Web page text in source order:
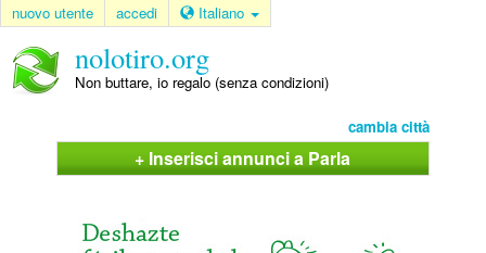
nuovo utente accedi Italiano
nolotiro.org
Non buttare, io regalo (senza condizioni)
cambia città
+ Inserisci annunci a Parla